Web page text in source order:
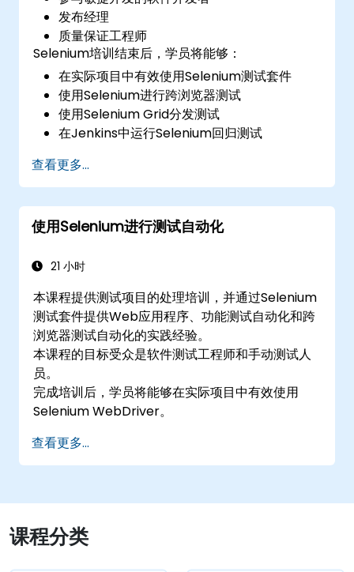
发布经理
质量保证工程师
Selenium培训结束后，学员将能够：
在实际项目中有效使用Selenium测试套件
使用Selenium进行跨浏览器测试
使用Selenium Grid分发测试
在Jenkins中运行Selenium回归测试
查看更多...
使用Selenium进行测试自动化
21 小时
本课程提供测试项目的处理培训，并通过Selenium
测试套件提供Web应用程序、功能测试自动化和跨
浏览器测试自动化的实践经验。
本课程的目标受众是软件测试工程师和手动测试人
员。
完成培训后，学员将能够在实际项目中有效使用
Selenium WebDriver。
查看更多...
课程分类